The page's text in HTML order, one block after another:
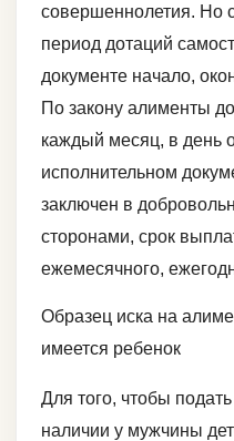
совершеннолетия. Но
период дотаций
документе начало,
По закону алименты
каждый месяц, в день
исполнительном
заключен в
сторонами, срок
ежемесячного,
Образец иска на
имеется ребенок
Для того, чтобы
наличии у мужчины